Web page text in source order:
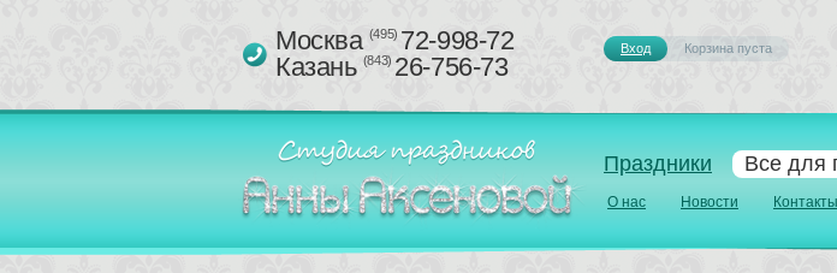
Праздники Все для
О нас Новости Контакты
Москва (495)72-998-72
Казань (843)26-756-73
Вход Корзина пуста